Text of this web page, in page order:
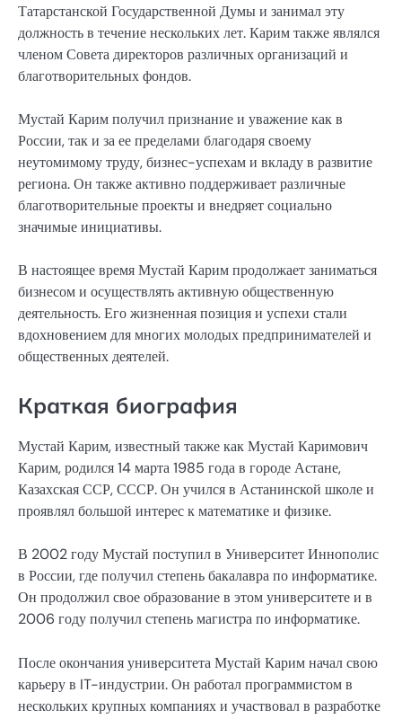
Татарстанской Государственной Думы и занимал эту
должность в течение нескольких лет. Карим также являлся
членом Совета директоров различных организаций и
благотворительных фондов.
Мустай Карим получил признание и уважение как в
России, так и за ее пределами благодаря своему
неутомимому труду, бизнес-успехам и вкладу в развитие
региона. Он также активно поддерживает различные
благотворительные проекты и внедряет социально
значимые инициативы.
В настоящее время Мустай Карим продолжает заниматься
бизнесом и осуществлять активную общественную
деятельность. Его жизненная позиция и успехи стали
вдохновением для многих молодых предпринимателей и
общественных деятелей.
Краткая биография
Мустай Карим, известный также как Мустай Каримович
Карим, родился 14 марта 1985 года в городе Астане,
Казахская ССР, СССР. Он учился в Астанинской школе и
проявлял большой интерес к математике и физике.
В 2002 году Мустай поступил в Университет Иннополис
в России, где получил степень бакалавра по информатике.
Он продолжил свое образование в этом университете и в
2006 году получил степень магистра по информатике.
После окончания университета Мустай Карим начал свою
карьеру в IT-индустрии. Он работал программистом в
нескольких крупных компаниях и участвовал в разработке